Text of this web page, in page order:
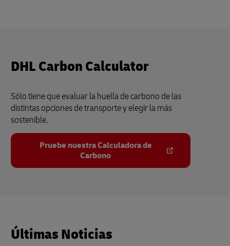
DHL Carbon Calculator
Sólo tiene que evaluar la huella de carbono de las
distintas opciones de transporte y elegir la más
sostenible.
Pruebe nuestra Calculadora de
Carbono
Últimas Noticias